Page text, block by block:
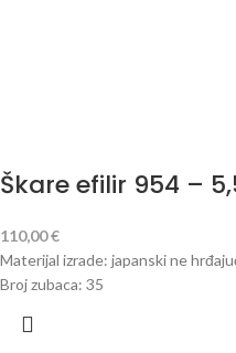
Škare efilir 954 –
110,00€
Materijal izrade: japanski ne
Broj zubaca: 35